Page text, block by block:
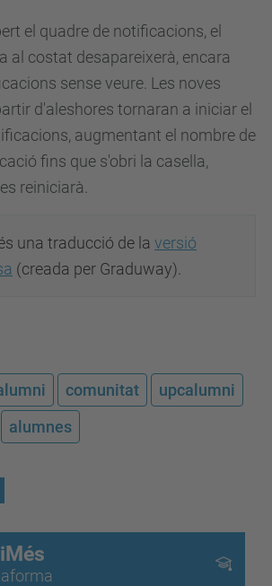
el quadre de notificacions, el
al costat desapareixerà, encara
sense veure. Les noves
d'aleshores tornaran a iniciar el
augmentant el nombre de
fins que s'obri la casella,
reiniciarà.
una traducció de la versió
(creada per Graduway).
comunitat
upcalumni
alumnes